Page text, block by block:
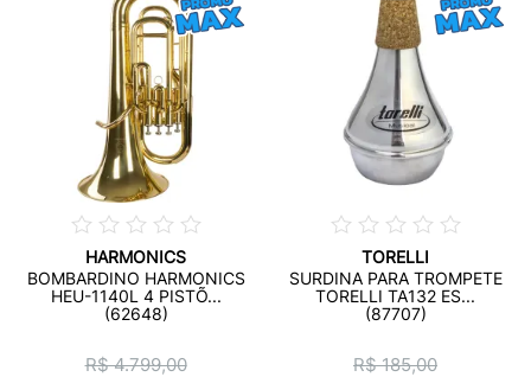
HARMONICS
BOMBARDINO HARMONICS
HEU-1140L 4 PISTÕ...
(62648)
R$ 4.799,00
TORELLI
SURDINA PARA TROMPETE
TORELLI TA132 ES...
(87707)
R$ 185,00